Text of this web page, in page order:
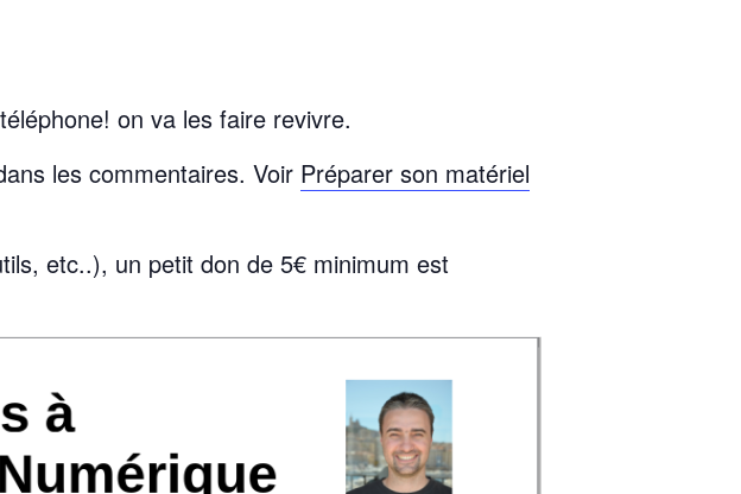
! on va les faire revivre.
les commentaires. Voir Préparer son matériel
etc..), un petit don de 5€ minimum est